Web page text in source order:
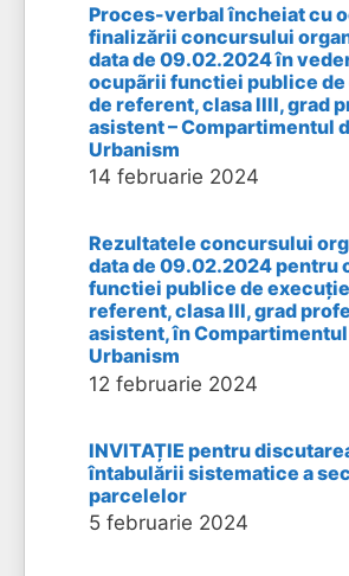
Proces-verbal încheiat cu
finalizării concursului
data de 09.02.2024 în
ocupãrii functiei publice
de referent, clasa lIlI, grad
asistent – Compartimentul
Urbanism
14 februarie 2024
Rezultatele concursului
data de 09.02.2024 pentru
functiei publice de
referent, clasa III, grad
asistent, în Compartimentul
Urbanism
12 februarie 2024
INVITAȚIE pentru
întabulării sistematice a
parcelelor
5 februarie 2024